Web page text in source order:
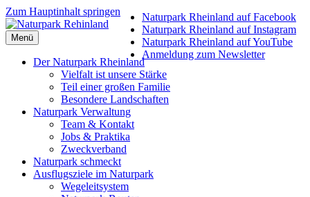
Zum Hauptinhalt springen
Menü
Der Naturpark Rheinland
Vielfalt ist unsere Stärke
Teil einer großen Familie
Besondere Landschaften
Naturpark Verwaltung
Team & Kontakt
Jobs & Praktika
Zweckverband
Naturpark schmeckt
Ausflugsziele im Naturpark
Wegeleitsystem
Naturpark Rheinland auf Facebook
Naturpark Rheinland auf Instagram
Naturpark Rheinland auf YouTube
Anmeldung zum Newsletter